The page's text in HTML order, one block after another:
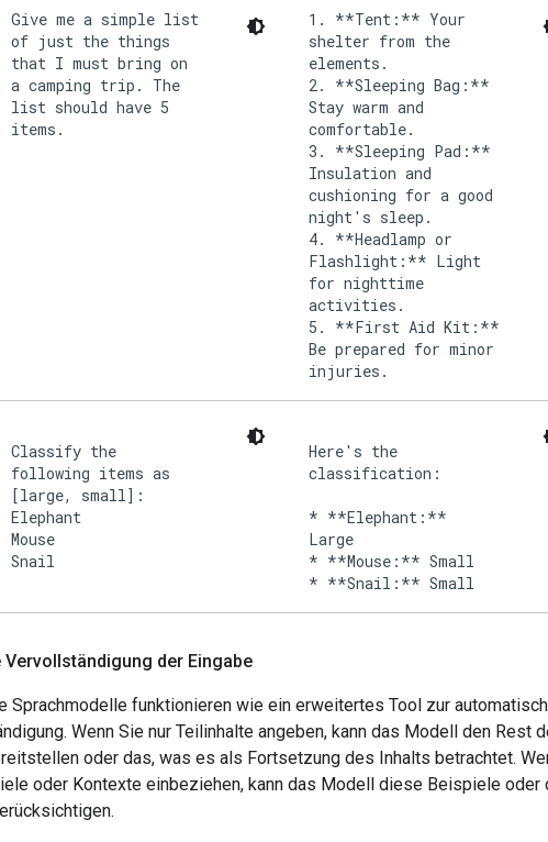
Give me a simple list
of just the things
that I must bring on
a camping trip. The
list should have 5
items.
1. **Tent:** Your
shelter from the
elements.
2. **Sleeping Bag:**
Stay warm and
comfortable.
3. **Sleeping Pad:**
Insulation and
cushioning for a good
night's sleep.
4. **Headlamp or
Flashlight:** Light
for nighttime
activities.
5. **First Aid Kit:**
Be prepared for minor
injuries.
Classify the
following items as
[large, small]:
Elephant
Mouse
Snail
Here's the
classification:
* **Elephant:**
Large
* **Mouse:** Small
Vervollständigung der Eingabe
Sprachmodelle funktionieren wie ein erweitertes Tool zur
Wenn Sie nur Teilinhalte angeben, kann das Modell den Rest
oder das, was es als Fortsetzung des Inhalts betrachtet.
oder Kontexte einbeziehen, kann das Modell diese Beispiele oder